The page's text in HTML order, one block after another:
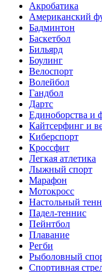
Акробатика
Американский
Бадминтон
Баскетбол
Бильярд
Боулинг
Велоспорт
Волейбол
Гандбол
Дартс
Единоборства и
Кайтсерфинг и
Киберспорт
Кроссфит
Легкая атлетика
Лыжный спорт
Марафон
Мотокросс
Настольный
Падел-теннис
Пейнтбол
Плавание
Регби
Рыболовный
Спортивная